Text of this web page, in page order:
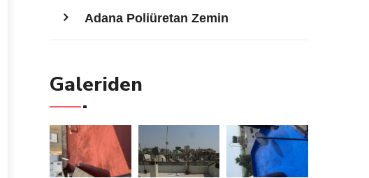
Adana Poliüretan Zemin
Galeriden